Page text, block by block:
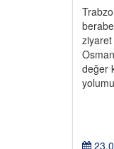
ziyaret
değer